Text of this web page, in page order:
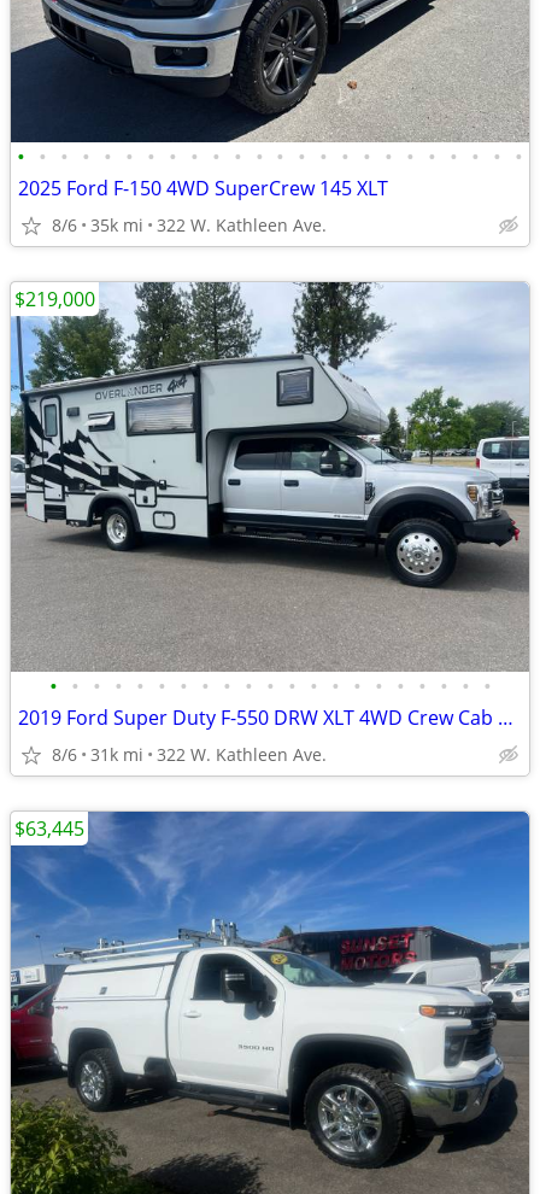
• • • • • • • • • • • • • • • • • • • • • • • •
2025 Ford F-150 4WD SuperCrew 145 XLT
8/6 35k mi 322 W. Kathleen Ave.
• • • • • • • • • • • • • • • • • • • • •
2019 Ford Super Duty F-550 DRW XLT 4WD Crew Cab 203 WB 84 CA
8/6 31k mi 322 W. Kathleen Ave.
$219,000
$63,445